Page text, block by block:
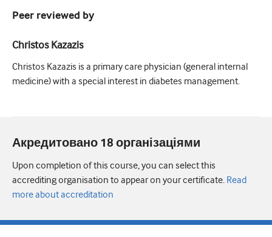
Peer reviewed by
Christos Kazazis
Christos Kazazis is a primary care physician (general internal
medicine) with a special interest in diabetes management.
Акредитовано 18 організаціями
Upon completion of this course, you can select this
accrediting organisation to appear on your certificate. Read
more about accreditation